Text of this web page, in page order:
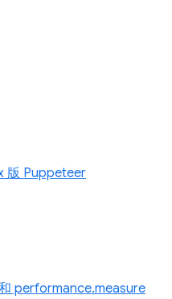
版 Puppeteer
performance.measure